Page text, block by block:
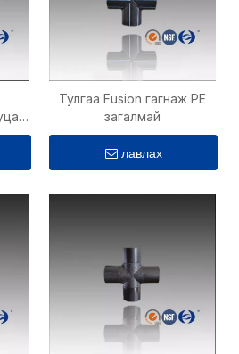
Тулгаа Fusion гагнаж PE
загалмай
лавлах